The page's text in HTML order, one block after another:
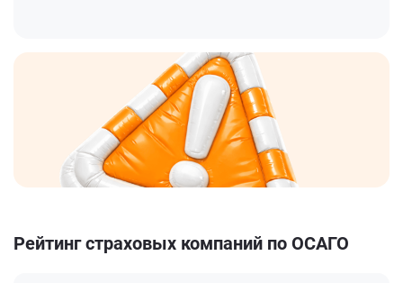
Рейтинг страховых компаний по ОСАГО